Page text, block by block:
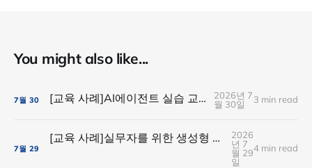
You might also like...
7월 30 [교육 사례]AI에이전트 실습 교육(SK플래닛)
2026년 7
월 30일
3 min read
7월 29
[교육 사례]실무자를 위한 생성형 AI실습 교육(현대경제연구원)
2026
년 7
월 29
일
4 min read